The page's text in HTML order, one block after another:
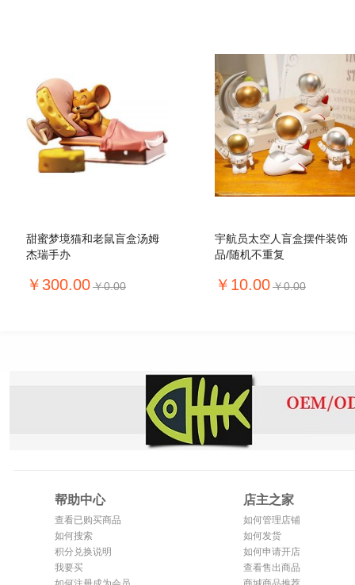
甜蜜梦境猫和老鼠盲盒汤姆
杰瑞手办
￥300.00￥0.00
宇航员太空人盲盒摆件装饰
品/随机不重复
￥10.00￥0.00
帮助中心
查看已购买商品
如何搜索
积分兑换说明
我要买
店主之家
如何管理店铺
如何发货
如何申请开店
查看售出商品